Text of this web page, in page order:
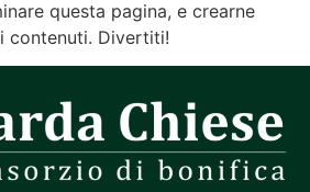
questa pagina, e crearne
contenuti. Divertiti!